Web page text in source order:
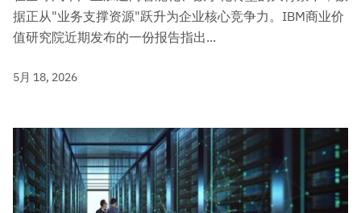
据正从"业务支撑资源"跃升为企业核心竞争力。IBM商业价
值研究院近期发布的一份报告指出...
5月 18, 2026